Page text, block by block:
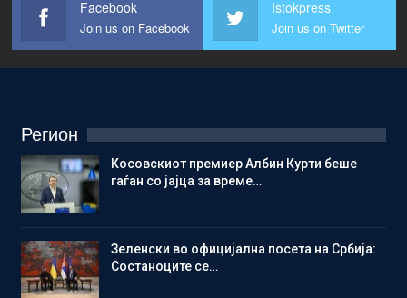
Facebook
Join us on Facebook
Istokpress
Join us on Twitter
Регион
Косовскиот премиер Албин Курти беше
гаѓан со јајца за време…
Зеленски во официјална посета на Србија:
Состаноците се…